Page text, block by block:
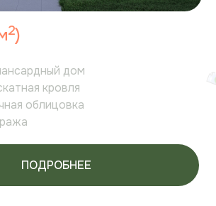
2)
дом
кровля
облицовка
ПОДРОБНЕЕ